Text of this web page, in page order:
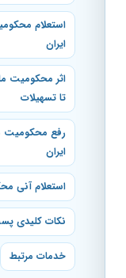
استعلام محکومیت
اثر محکومیت
تا تسهیلات
رفع محکومیت
استعلام آنی
نکات کلیدی پست
خدمات مرتبط